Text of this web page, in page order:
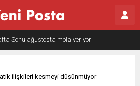
Sonu ağustosta mola veriyor
ilişkileri kesmeyi düşünmüyor